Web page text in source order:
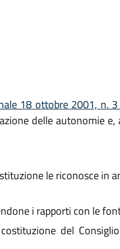
18 ottobre 2001, n. 3
delle autonomie e,
le riconosce in
i rapporti con le
del